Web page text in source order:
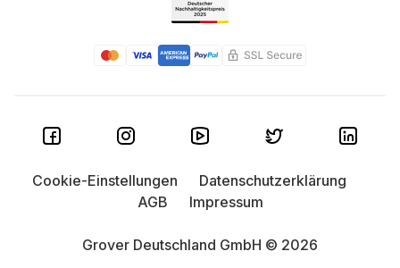
Grover Deutschland GmbH © 2026
Cookie-Einstellungen
Datenschutzerklärung
AGB
Impressum